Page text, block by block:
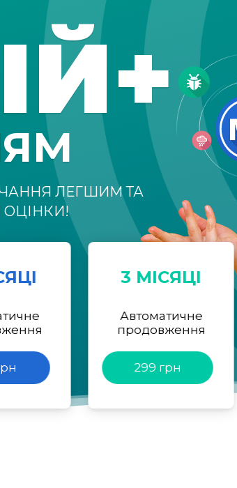
ЛЕГШИМ ТА
3 МІСЯЦІ
Автоматичне
продовження
299 грн